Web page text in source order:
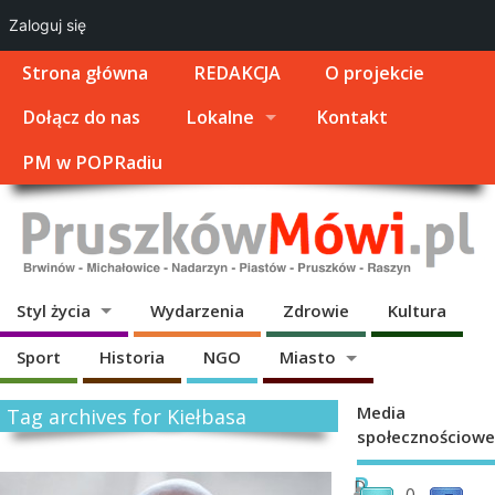
Strona główna REDAKCJA
O projekcie
Dołącz do nas
Lokalne
Kontakt
PM w POPRadiu
Styl życia Wydarzenia Zdrowie Kultura
Sport Historia NGO Miasto
Tag archives for Kiełbasa
P
D
Media
społecznościowe
Zaloguj się